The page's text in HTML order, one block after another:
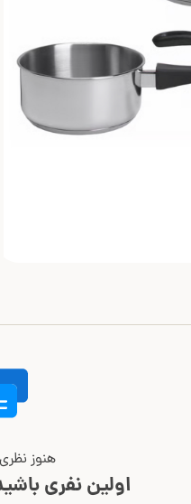
هنوز
اولین نفری